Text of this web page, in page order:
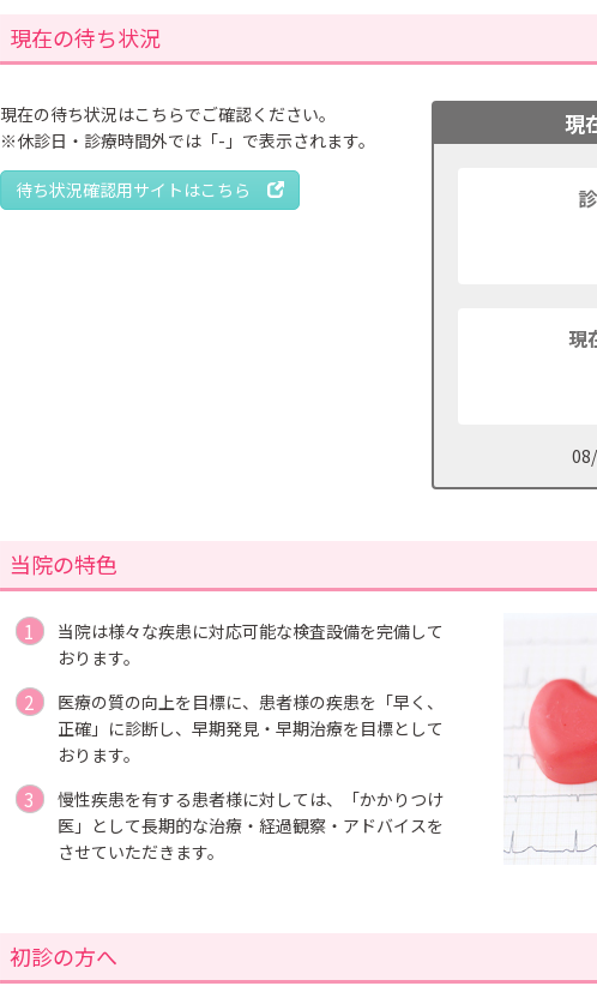
現在の待ち状況
現
現
現在の待ち状況はこちらでご確認ください。
※休診日・診療時間外では「-」で表示されます。
待ち状況確認用サイトはこちら
当院の特色
当院は様々な疾患に対応可能な検査設備を完備して
おります。
医療の質の向上を目標に、患者様の疾患を「早く、
正確」に診断し、早期発見・早期治療を目標として
おります。
慢性疾患を有する患者様に対しては、「かかりつけ
医」として長期的な治療・経過観察・アドバイスを
させていただきます。
初診の方へ